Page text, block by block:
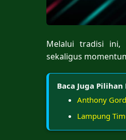
Melalui tradisi ini,
sekaligus
Baca Juga Pilihan
Anthony
Lampung